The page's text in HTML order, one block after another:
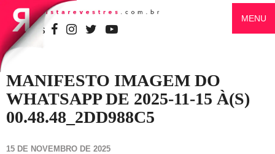
SIGA-NOS
MENU
MANIFESTO IMAGEM DO
WHATSAPP DE 2025-11-15 À(S)
00.48.48_2DD988C5
15 DE NOVEMBRO DE 2025